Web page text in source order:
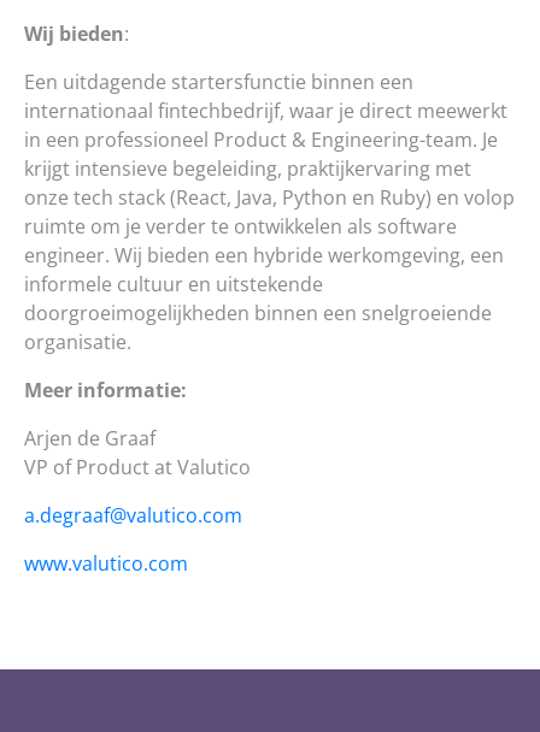
Wij bieden:
Een uitdagende startersfunctie binnen een
internationaal fintechbedrijf, waar je direct meewerkt
in een professioneel Product & Engineering-team. Je
krijgt intensieve begeleiding, praktijkervaring met
onze tech stack (React, Java, Python en Ruby) en volop
ruimte om je verder te ontwikkelen als software
engineer. Wij bieden een hybride werkomgeving, een
informele cultuur en uitstekende
doorgroeimogelijkheden binnen een snelgroeiende
organisatie.
Meer informatie:
Arjen de Graaf
VP of Product at Valutico
a.degraaf@valutico.com
www.valutico.com